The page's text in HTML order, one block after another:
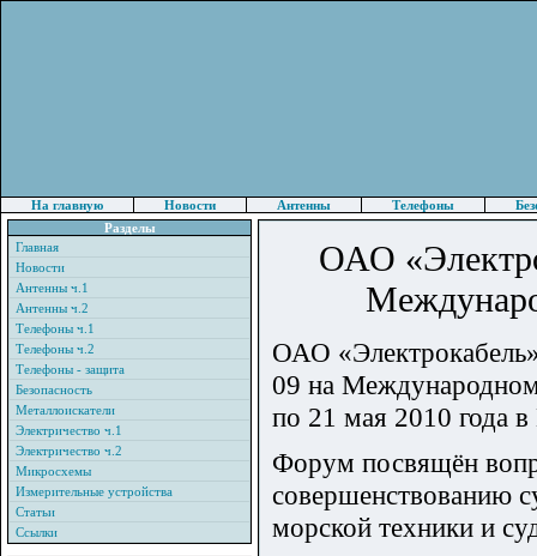
На главную Новости Антенны Телефоны
Разделы
Главная
Новости
Антенны ч.1
Антенны ч.2
Телефоны ч.1
Телефоны ч.2
Телефоны - защита
Безопасность
Металлоискатели
Электричество ч.1
Электричество ч.2
Микросхемы
Измерительные устройства
Статьи
Ссылки
ОАО
ОАО
09 на
по 21 мая 2010 года
Форум посвящён
совершенствованию
морской техники и